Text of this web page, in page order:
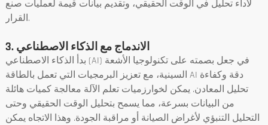
لأداء تحليل في الوقت الحقيقي، وتقديم بيانات قيمة لعمليات صنع
القرار.
3. الاندماج مع الذكاء الاصطناعي
بدأ الذكاء الاصطناعي (AI) في جعل بصمته على تكنولوجيا الأشعة
السينية، مع تعزيز البرمجيات التي تعمل بالطاقة AI دقة وكفاءة
تحليل المعادن. يمكن لخوارزميات تعلم الآلة معالجة كميات هائلة
من البيانات بسرعة، مما يسمح بتحليل الوقت الحقيقي وحتى
التحليل التنبؤي لأغراض الصيانة أو مراقبة الجودة. وهذا الاتجاه يمكن